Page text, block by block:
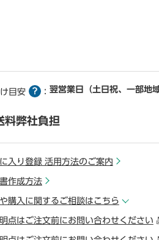
目安 ： 翌営業日（土日祝、一部地域
料弊社負担
入り登録 活用方法のご案内
作成方法
購入に関するご相談はこちら
点はご注文前にお問い合わせください